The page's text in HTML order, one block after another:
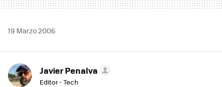
19 Marzo 2006
Javier Penalva
Editor - Tech